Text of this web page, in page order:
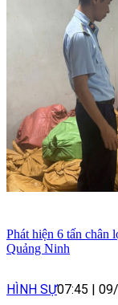
Phát hiện 6 tấn chân
Quảng Ninh
HÌNH SỰ07:45 |